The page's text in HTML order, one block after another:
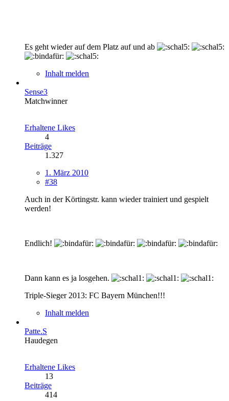
Es geht wieder auf dem Platz auf und ab
Inhalt melden
Sense3
Matchwinner
Erhaltene Likes
4
Beiträge
1.327
1. März 2010
#38
Auch in der Körtingstr. kann wieder trainiert und gespielt
werden!
Endlich!
Dann kann es ja losgehen.
Triple-Sieger 2013: FC Bayern München!!!
Inhalt melden
Patte.S
Haudegen
Erhaltene Likes
13
Beiträge
414